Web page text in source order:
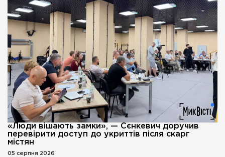
«Люди вішають замки», — Сєнкевич доручив
перевірити доступ до укриттів після скарг
містян
05 серпня 2026